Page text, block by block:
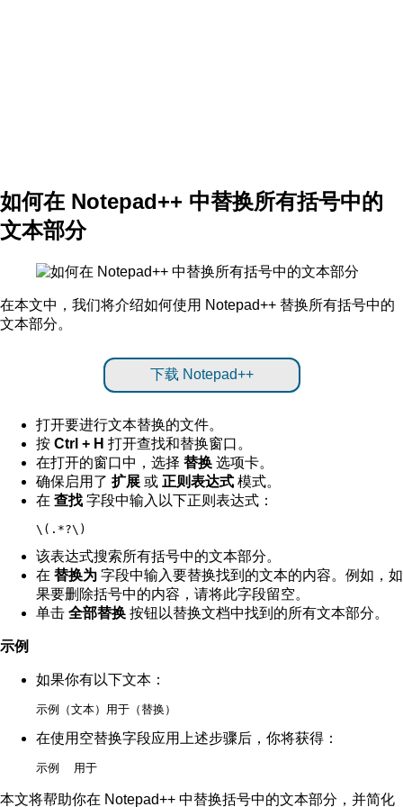
如何在 Notepad++ 中替换所有括号中的
文本部分
在本文中，我们将介绍如何使用 Notepad++ 替换所有括号中的
文本部分。
下载 Notepad++
打开要进行文本替换的文件。
按 Ctrl + H 打开查找和替换窗口。
在打开的窗口中，选择 替换 选项卡。
确保启用了 扩展 或 正则表达式 模式。
在 查找 字段中输入以下正则表达式：
\(.*?\)
该表达式搜索所有括号中的文本部分。
在 替换为 字段中输入要替换找到的文本的内容。例如，如
果要删除括号中的内容，请将此字段留空。
单击 全部替换 按钮以替换文档中找到的所有文本部分。
示例
如果你有以下文本：
示例（文本）用于（替换）
在使用空替换字段应用上述步骤后，你将获得：
示例  用于
本文将帮助你在 Notepad++ 中替换括号中的文本部分，并简化